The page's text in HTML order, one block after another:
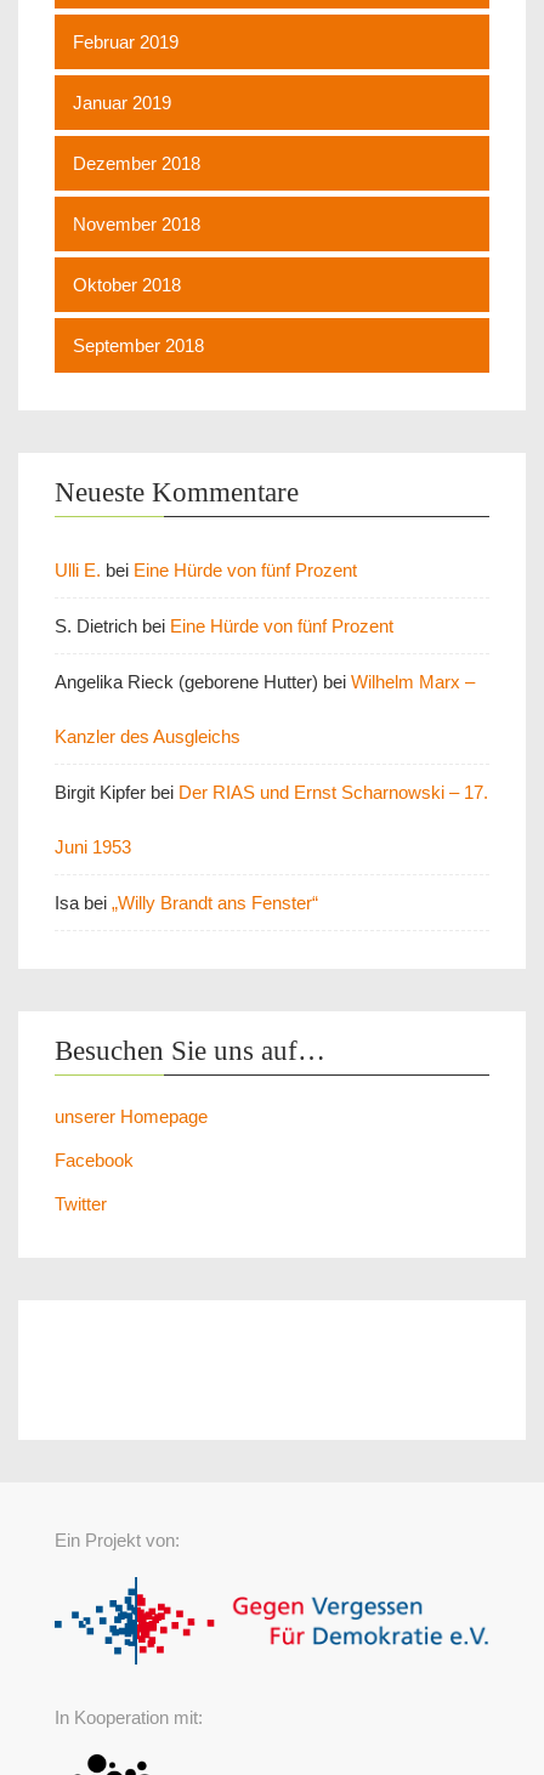
Februar 2019
Januar 2019
Dezember 2018
November 2018
Oktober 2018
September 2018
Neueste Kommentare
Ulli E. bei Eine Hürde von fünf Prozent
S. Dietrich bei Eine Hürde von fünf Prozent
Angelika Rieck (geborene Hutter) bei Wilhelm Marx –
Kanzler des Ausgleichs
Birgit Kipfer bei Der RIAS und Ernst Scharnowski – 17.
Juni 1953
Isa bei „Willy Brandt ans Fenster“
Besuchen Sie uns auf…
unserer Homepage
Facebook
Twitter
Ein Projekt von:
In Kooperation mit: